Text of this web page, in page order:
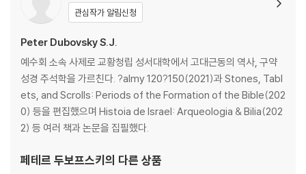
2.2.4. 밋탄(후르인) _043
2.2.5. 하티(히타이트) _044
2.2.6. 아시리아와 바빌로니아 _046
2.3. 이스라엘 이전의 이스라엘 _048
2.3.1. 이집트의 원-이스라엘인? _049
2.3.2. 가나안의 원-이스라엘인 _053
2.3.3. 성경의 성조 _056
3.1. 역사 개요 _064
관심작가 알림신청
Peter Dubovsky S.J.
예수회 소속 사제로 교황청립 성서대학에서 고대근동의 역사, 구약
성경 주석학을 가르친다. ?almy 120?150(2021)과 Stones, Tabl
ets, and Scrolls: Periods of the Formation of the Bible(202
0) 등을 편집했으며 Histoia de Israel: Arqueologia & Bilia(202
2) 등 여러 책과 논문을 집필했다.
페테르 두보프스키 의 다른 상품